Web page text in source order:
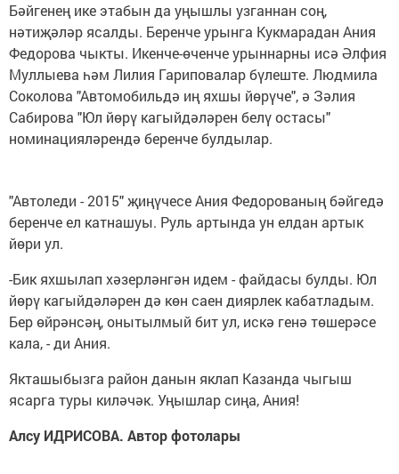
Бәйгенең ике этабын да уңышлы узганнан соң,
нәтиҗәләр ясалды. Беренче урынга Кукмарадан Ания
Федорова чыкты. Икенче-өченче урыннарны исә Әлфия
Муллыева һәм Лилия Гариповалар бүлеште. Людмила
Соколова "Автомобильдә иң яхшы йөрүче", ә Зәлия
Сабирова "Юл йөрү кагыйдәләрен белү остасы"
номинацияләрендә беренче булдылар.
"Автоледи - 2015" җиңүчесе Ания Федорованың бәйгедә
беренче ел катнашуы. Руль артында ун елдан артык
йөри ул.
-Бик яхшылап хәзерләнгән идем - файдасы булды. Юл
йөрү кагыйдәләрен дә көн саен диярлек кабатладым.
Бер өйрәнсәң, онытылмый бит ул, искә генә төшерәсе
кала, - ди Ания.
Якташыбызга район данын яклап Казанда чыгыш
ясарга туры киләчәк. Уңышлар сиңа, Ания!
Алсу ИДРИСОВА. Автор фотолары